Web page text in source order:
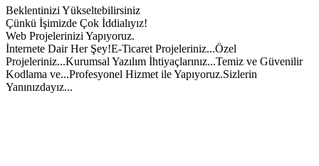
Beklentinizi Yükseltebilirsiniz
Çünkü İşimizde Çok İddialıyız!
Web Projelerinizi Yapıyoruz.
İnternete Dair Her Şey!E-Ticaret Projeleriniz...Özel
Projeleriniz...Kurumsal Yazılım İhtiyaçlarınız...Temiz ve Güvenilir
Kodlama ve...Profesyonel Hizmet ile Yapıyoruz.Sizlerin
Yanınızdayız...